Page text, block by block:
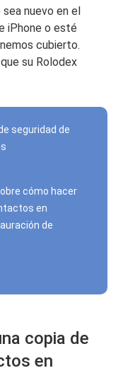
nuevo en el
iPhone o esté
cubierto.
su Rolodex
seguridad de
cómo hacer
en
de
copia de
en